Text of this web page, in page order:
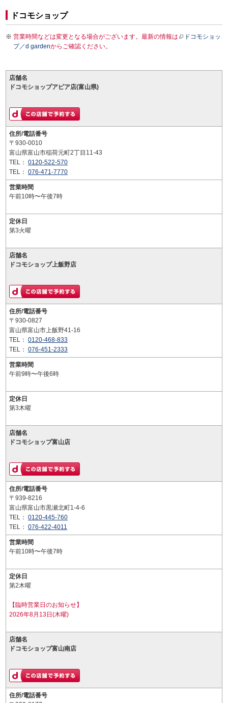
ドコモショップ
営業時間などは変更となる場合がございます。最新の情報は
ドコモショッ
プ／d gardenからご確認ください。
店舗名
ドコモショップアピア店(富山県)
住所/電話番号
〒930-0010
富山県富山市稲荷元町2丁目11-43
TEL： 0120-522-570
TEL： 076-471-7770
営業時間
午前10時〜午後7時
定休日
第3火曜
店舗名
ドコモショップ上飯野店
住所/電話番号
〒930-0827
富山県富山市上飯野41-16
TEL： 0120-468-833
TEL： 076-451-2333
営業時間
午前9時〜午後6時
定休日
第3木曜
店舗名
ドコモショップ富山店
住所/電話番号
〒939-8216
富山県富山市黒瀬北町1-4-6
TEL： 0120-445-760
TEL： 076-422-4011
営業時間
午前10時〜午後7時
定休日
第2木曜
【臨時営業日のお知らせ】
2026年8月13日(木曜)
店舗名
ドコモショップ富山南店
住所/電話番号